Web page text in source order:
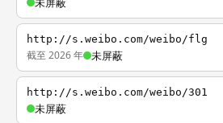
http://s.weibo.com/weibo/flg
截至 2026 年 未屏蔽
http://s.weibo.com/weibo/301
未屏蔽